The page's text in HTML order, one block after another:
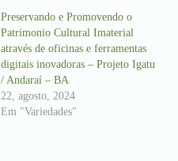
Preservando e Promovendo o
Patrimonio Cultural Imaterial
através de oficinas e ferramentas
digitais inovadoras – Projeto Igatu
/ Andaraí – BA
22, agosto, 2024
Em "Variedades"